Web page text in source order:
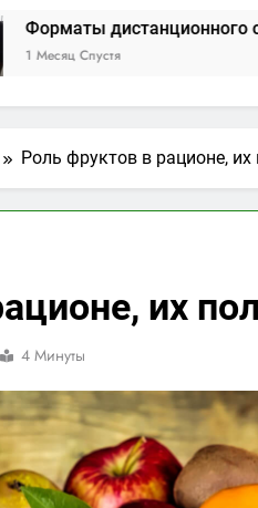
обучения
Роль фруктов в рационе, их
их
4 Минуты